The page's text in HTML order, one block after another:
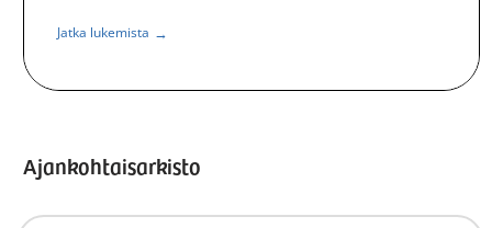
Jatka lukemista →
Ajankohtaisarkisto